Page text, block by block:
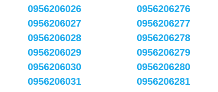
0956206026
0956206027
0956206028
0956206029
0956206030
0956206031
0956206276
0956206277
0956206278
0956206279
0956206280
0956206281